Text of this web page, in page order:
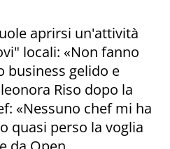
aprirsi un'attività
locali: «Non fanno
business gelido e
Riso dopo la
«Nessuno chef mi ha
quasi perso la voglia